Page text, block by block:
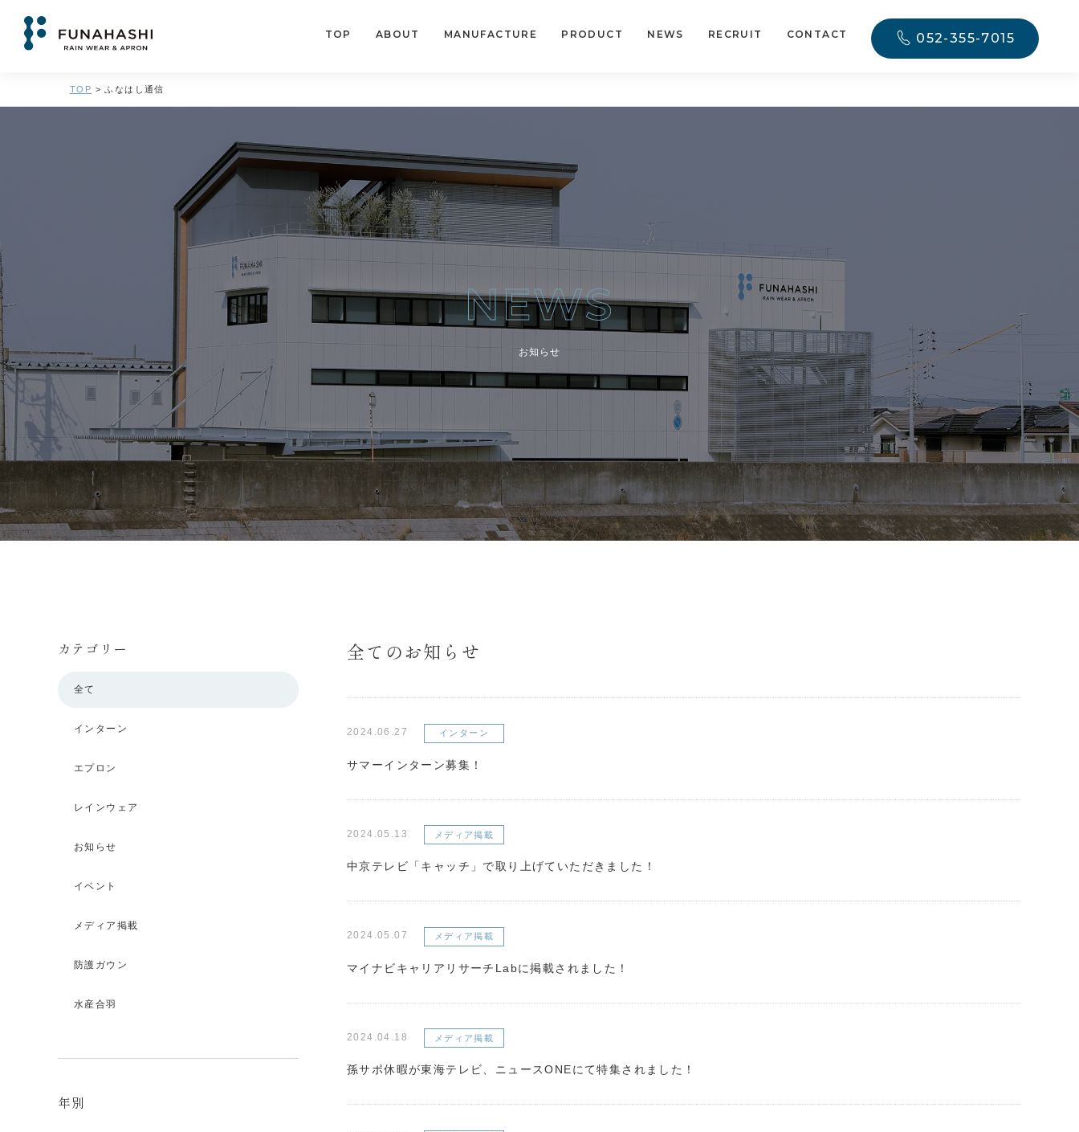
TOP ABOUT MANUFACTURE PRODUCT NEWS RECRUIT CONTACT 052-355-7015
TOP >ふなはし通信
お知らせ
全てのお知らせ
2024.06.27 インターン
サマーインターン募集！
2024.05.13 メディア掲載
中京テレビ「キャッチ」で取り上げていただきました！
2024.05.07 メディア掲載
マイナビキャリアリサーチLabに掲載されました！
2024.04.18 メディア掲載
孫サポ休暇が東海テレビ、ニュースONEにて特集されました！
カテゴリー
全て
インターン
エプロン
レインウェア
お知らせ
イベント
メディア掲載
防護ガウン
水産合羽
年別